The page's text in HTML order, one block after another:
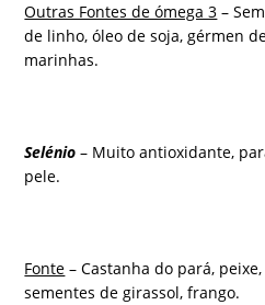
Outras Fontes de ómega 3 –
de linho, óleo de soja, gérmen
marinhas.
Selénio– Muito antioxidante,
pele.
Fonte – Castanha do pará,
sementes de girassol, frango.